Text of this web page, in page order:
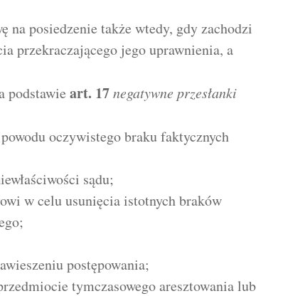
na posiedzenie także wtedy, gdy zachodzi
przekraczającego jego uprawnienia, a
podstawie art. 17negatywne przesłanki
oczywistego braku faktycznych
sądu;
w celu usunięcia istotnych braków
postępowania;
tymczasowego aresztowania lub